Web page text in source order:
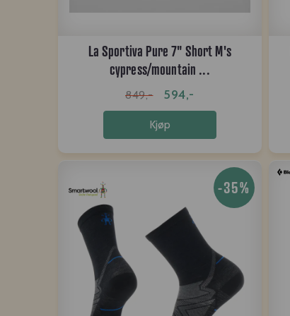
La Sportiva Pure 7" Short M's
cypress/mountain ...
849,- 594,-
Kjøp
-35%